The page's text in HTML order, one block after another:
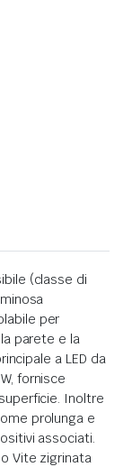
(classe di
per
parete e la
a LED da
fornisce
Inoltre
prolunga e
associati.
Vite zigrinata